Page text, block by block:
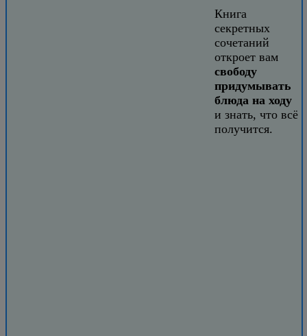
Книга
секретных
сочетаний
откроет вам
свободу
придумывать
блюда на ходу
и знать, что всё
получится.